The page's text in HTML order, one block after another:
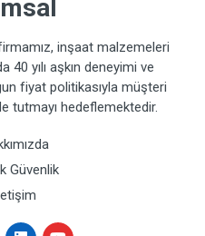
inşaat malzemeleri
40 yılı aşkın deneyimi ve
fiyat politikasıyla müşteri
tutmayı hedeflemektedir.
Güvenlik